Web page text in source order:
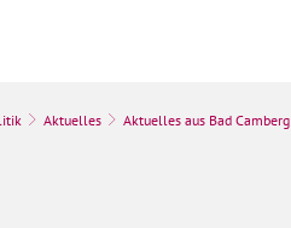
Aktuelles Aktuelles aus Bad Camberg